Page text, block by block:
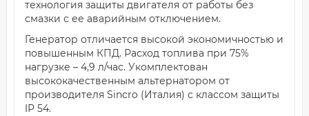
технология защиты двигателя от работы без
смазки с ее аварийным отключением.
Генератор отличается высокой экономичностью и
повышенным КПД. Расход топлива при 75%
нагрузке – 4,9 л/час. Укомплектован
высококачественным альтернатором от
производителя Sincro (Италия) с классом защиты
IP 54.